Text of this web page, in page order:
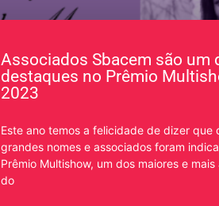
Associados Sbacem são um
destaques no Prêmio
2023
Este ano temos a felicidade de dizer que
grandes nomes e associados foram
Prêmio Multishow, um dos maiores e
do